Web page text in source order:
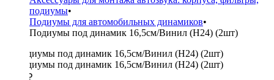
подиумы•
Подиумы для автомобильных динамиков•
Подиумы под динамик 16,5см/Винил (H24) (2шт)
1000 ₽